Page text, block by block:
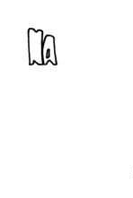
Inhalt
springen